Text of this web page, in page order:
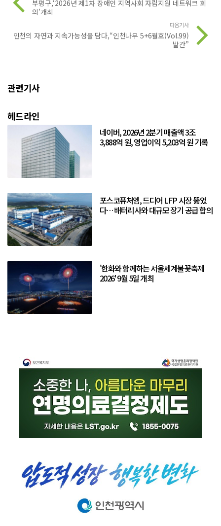
부평구,‘2026년 제1차 장애인 지역사회 자립지원 네트워크 회
의’개최
다음기사
인천의 자연과 지속가능성을 담다,“인천나우 5+6월호(Vol.99)
발간”
관련기사
헤드라인
네이버, 2026년 2분기 매출액 3조
3,888억 원, 영업이익 5,203억 원 기록
포스코퓨처엠, 드디어 LFP 시장 뚫었
다… 배터리사와 대규모 장기 공급 합의
'한화와 함께하는 서울세계불꽃축제
2026' 9월 5일 개최